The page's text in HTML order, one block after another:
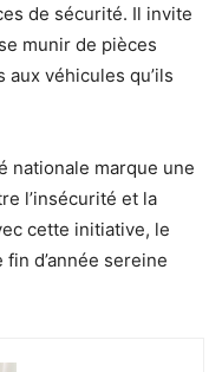
de sécurité. Il invite
munir de pièces
véhicules qu’ils
nationale marque une
l’insécurité et la
cette initiative, le
d’année sereine